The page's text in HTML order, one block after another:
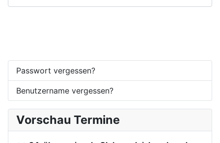
Passwort vergessen?
Benutzername vergessen?
Vorschau Termine